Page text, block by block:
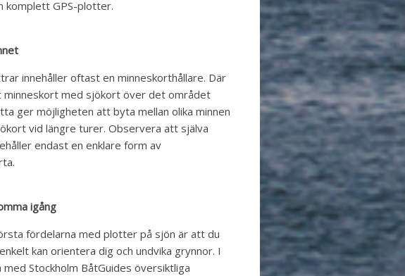
komplett GPS-plotter.
innehåller oftast en minneskorthållare. Där
minneskort med sjökort över det området
ger möjligheten att byta mellan olika minnen
vid längre turer. Observera att själva
endast en enklare form av
igång
fördelarna med plotter på sjön är att du
kan orientera dig och undvika grynnor. I
med Stockholm BåtGuides översiktliga